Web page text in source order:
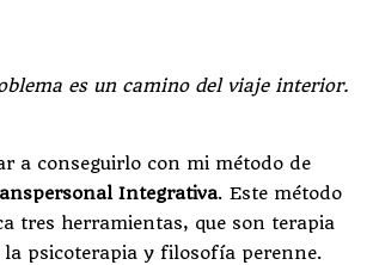
es un camino del viaje interior.
a conseguirlo con mi método de
Integrativa. Este método
tres herramientas, que son terapia
psicoterapia y filosofía perenne.